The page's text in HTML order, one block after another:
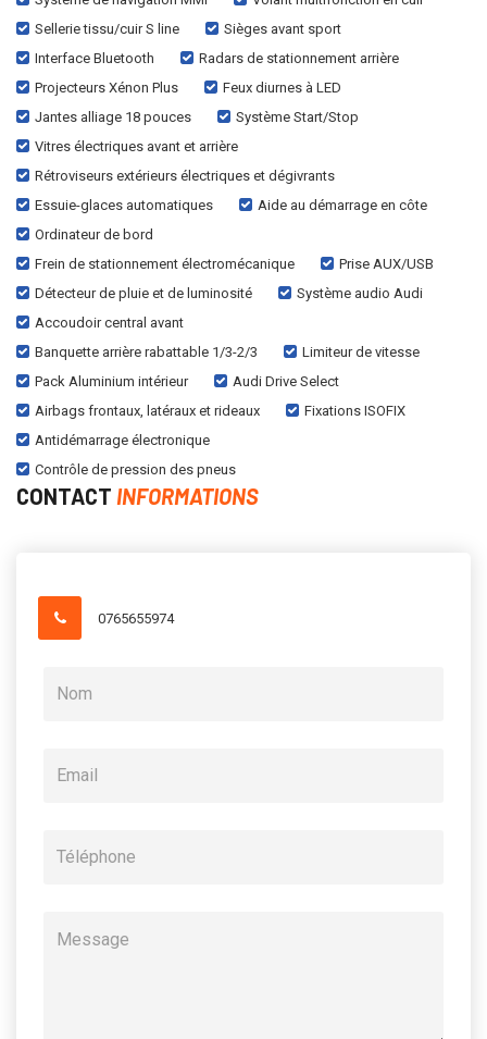
Sellerie tissu/cuir S line
Sièges avant sport
Interface Bluetooth
Radars de stationnement arrière
Projecteurs Xénon Plus
Feux diurnes à LED
Jantes alliage 18 pouces
Système Start/Stop
Vitres électriques avant et arrière
Rétroviseurs extérieurs électriques et dégivrants
Essuie-glaces automatiques
Aide au démarrage en côte
Ordinateur de bord
Frein de stationnement électromécanique
Prise AUX/USB
Détecteur de pluie et de luminosité
Système audio Audi
Accoudoir central avant
Banquette arrière rabattable 1/3-2/3
Limiteur de vitesse
Pack Aluminium intérieur
Audi Drive Select
Airbags frontaux, latéraux et rideaux
Fixations ISOFIX
Antidémarrage électronique
Contrôle de pression des pneus
CONTACT INFORMATIONS
0765655974